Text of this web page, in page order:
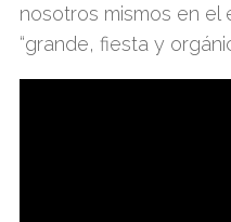
nosotros mismos en el
“grande, fiesta y